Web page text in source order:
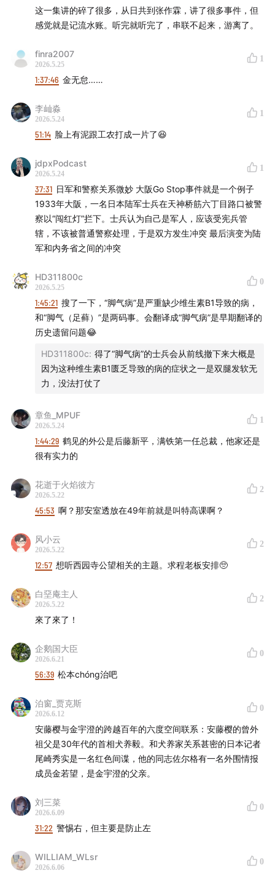
01:23:04佐尔格在上海的跨国情报小组构成
01:38:50 尾崎秀实：直抵日本中枢的中国通与苏联特工
01:41:59鹤见俊辅、丸山真男：战时知识分子的生存百态
01:50:43太平洋战争后期，日本特务系统转向愚民安内
- 制作团队 -
声音设计 hotair
节目统筹 禾放
节目运营 小米粒
节目制作 思钊 Yo
logo设计 蛋花
- 本节目由JustPod出品 © 2026 上海斛律网络科技有限
公司 -
- 互动方式 -
微博：@忽左忽右leftright @播客一下 @JustPod
微信公众号：忽左忽右Leftright / JustPod / 播客一下
小红书：JustPod气氛组 / 忽左忽右
这一集讲的碎了很多，从日共到张作霖，讲了很多事件，但
感觉就是记流水账。听完就听完了，串联不起来，游离了。
finra2007
2026.5.25
1
1:37:46 金无怠……
李屾淼
2026.5.24
1
51:14 脸上有泥跟工农打成一片了😆
jdpxPodcast
2026.5.24
1
37:31 日军和警察关系微妙 大阪Go Stop事件就是一个例子
1933年大阪，一名日本陆军士兵在天神桥筋六丁目路口被警
察以“闯红灯”拦下。士兵认为自己是军人，应该受宪兵管
辖，不该被普通警察处理，于是双方发生冲突 最后演变为陆
军和内务省之间的冲突
HD311800c
2026.5.25
0
1:45:21 搜了一下，“脚气病”是严重缺少维生素B1导致的病，
和“脚气（足藓）”是两码事。会翻译成“脚气病”是早期翻译的
历史遗留问题😂
HD311800c: 得了“脚气病”的士兵会从前线撤下来大概是
因为这种维生素B1匮乏导致的病的症状之一是双腿发软无
力，没法打仗了
章鱼_MPUF
2026.5.24
1
1:44:29 鹤见的外公是后藤新平，满铁第一任总裁，他家还是
很有实力的
花逝于火焰彼方
2026.5.22
2
45:53 啊？那安室透放在49年前就是叫特高课啊？
风小云
2026.5.22
2
12:57 想听西园寺公望相关的主题。求程老板安排🥺
白堊庵主人
2026.5.22
2
來了來了！
企鹅国大臣
2026.6.21
0
56:39 松本chóng治吧
泊窗_贾克斯
2026.6.12
0
安藤樱与金宇澄的跨越百年的六度空间联系：安藤樱的曾外
祖父是30年代的首相犬养毅。和犬养家关系甚密的日本记者
尾崎秀实是一名红色间谍，他的同志佐尔格有一名外围情报
成员金若望，是金宇澄的父亲。
刘三菜
2026.6.09
0
31:22 警惕右，但主要是防止左
WILLIAM_WLsr
2026.6.06
0